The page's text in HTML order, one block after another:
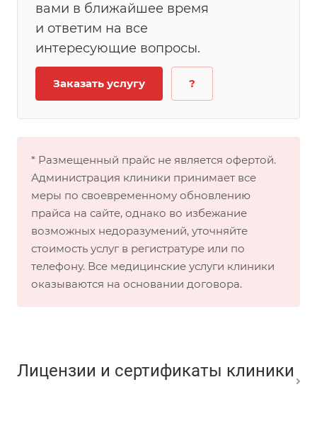
вами в ближайшее время
и ответим на все
интересующие вопросы.
Заказать услугу ?
* Размещенный прайс не является офертой.
Администрация клиники принимает все
меры по своевременному обновлению
прайса на сайте, однако во избежание
возможных недоразумений, уточняйте
стоимость услуг в регистратуре или по
телефону. Все медицинские услуги клиники
оказываются на основании договора.
Лицензии и сертификаты клиники